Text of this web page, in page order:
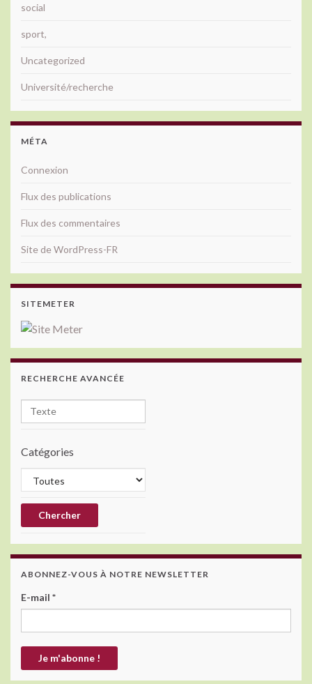
social
sport,
Uncategorized
Université/recherche
MÉTA
Connexion
Flux des publications
Flux des commentaires
Site de WordPress-FR
SITEMETER
RECHERCHE AVANCÉE
Catégories
ABONNEZ-VOUS À NOTRE NEWSLETTER
E-mail *